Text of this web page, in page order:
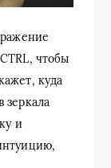
чтобы
куда
зеркала
и